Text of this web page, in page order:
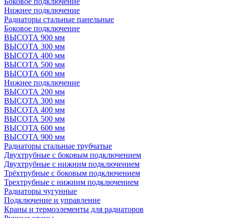
Нижнее подключение
Радиаторы стальные панельные
Боковое подключение
ВЫСОТА 900 мм
ВЫСОТА 300 мм
ВЫСОТА 400 мм
ВЫСОТА 500 мм
ВЫСОТА 600 мм
Нижнее подключение
ВЫСОТА 200 мм
ВЫСОТА 300 мм
ВЫСОТА 400 мм
ВЫСОТА 500 мм
ВЫСОТА 600 мм
ВЫСОТА 900 мм
Радиаторы стальные трубчатые
Двухтрубные с боковым подключением
Двухтрубные с нижним подключением
Трёхтрубные с боковым подключением
Трехтрубные с нижним подключением
Радиаторы чугунные
Подключение и управление
Краны и термоэлементы для радиаторов